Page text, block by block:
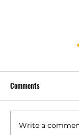
เครื่องซักปร
Comments
Write a